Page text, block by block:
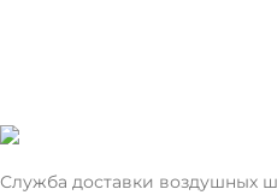
Служба доставки воздушных